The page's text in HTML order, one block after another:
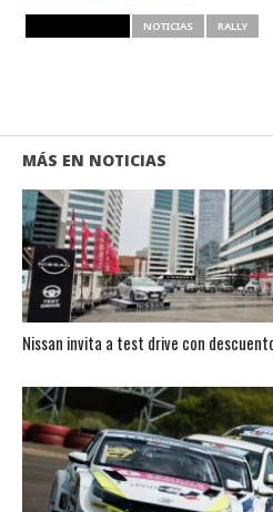
NOTICIAS RALLY
MÁS EN NOTICIAS
Nissan invita a test drive con